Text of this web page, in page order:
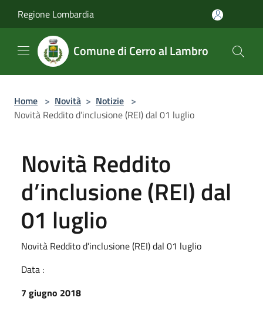
Regione Lombardia
Comune di Cerro al Lambro
Home > Novità > Notizie >
Novità Reddito d’inclusione (REI) dal 01 luglio
Novità Reddito
d’inclusione (REI) dal
01 luglio
Novità Reddito d’inclusione (REI) dal 01 luglio
Data :
7 giugno 2018